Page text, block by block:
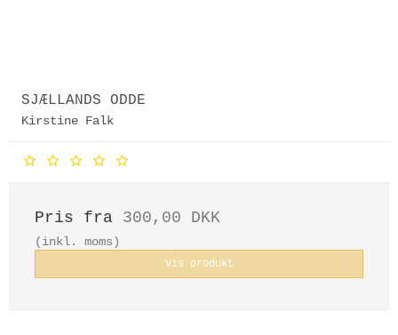
SJÆLLANDS ODDE
Kirstine Falk
Pris fra 300,00 DKK
(inkl. moms)
Vis produkt